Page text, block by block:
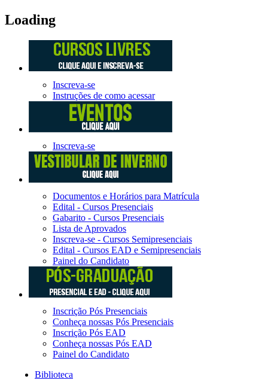
Loading
Inscreva-se
Instruções de como acessar
Inscreva-se
Documentos e Horários para Matrícula
Edital - Cursos Presenciais
Gabarito - Cursos Presenciais
Lista de Aprovados
Inscreva-se - Cursos Semipresenciais
Edital - Cursos EAD e Semipresenciais
Painel do Candidato
Inscrição Pós Presenciais
Conheça nossas Pós Presenciais
Inscrição Pós EAD
Conheça nossas Pós EAD
Painel do Candidato
Biblioteca